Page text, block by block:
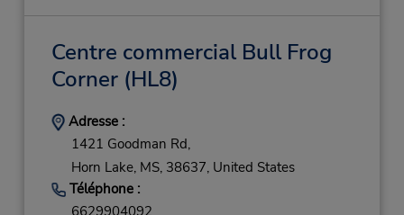
Centre commercial Bull Frog
Corner(HL8)
Adresse :
1421 Goodman Rd,
Horn Lake, MS, 38637, United States
Téléphone :